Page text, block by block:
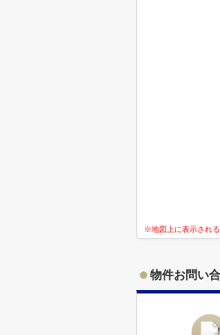
※地図上に表示される
物件お問い